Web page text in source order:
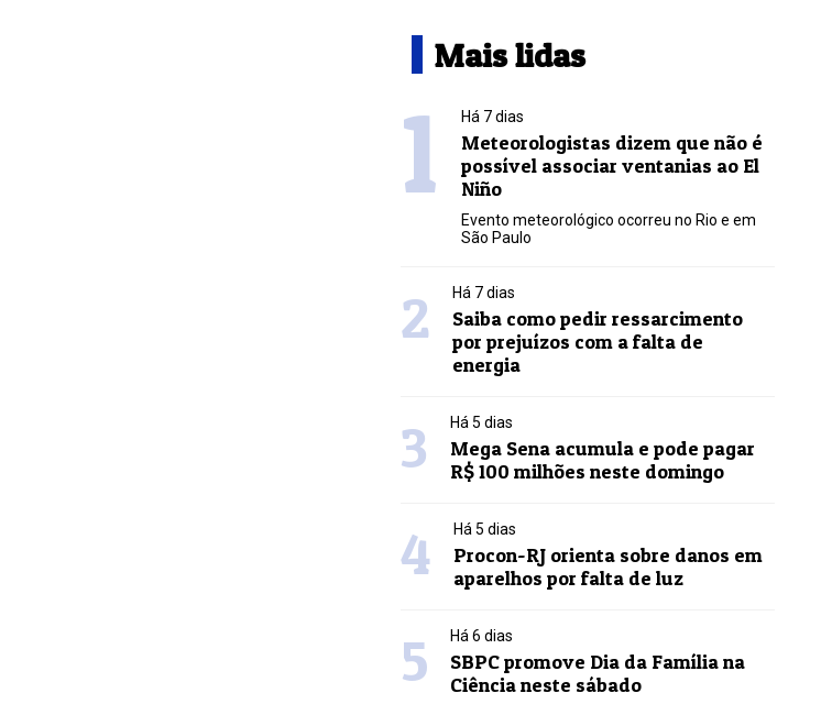
Mais lidas
1 Há 7 dias
Meteorologistas dizem que não é
possível associar ventanias ao El
Niño
Evento meteorológico ocorreu no Rio e em
São Paulo
2 Há 7 dias
Saiba como pedir ressarcimento
por prejuízos com a falta de
energia
3 Há 5 dias
Mega Sena acumula e pode pagar
R$ 100 milhões neste domingo
4 Há 5 dias
Procon-RJ orienta sobre danos em
aparelhos por falta de luz
5 Há 6 dias
SBPC promove Dia da Família na
Ciência neste sábado